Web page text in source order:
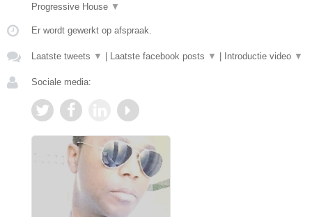
Progressive House ▼
Er wordt gewerkt op afspraak.
Laatste tweets ▼ Laatste facebook posts ▼ Introductie video ▼
Sociale media: